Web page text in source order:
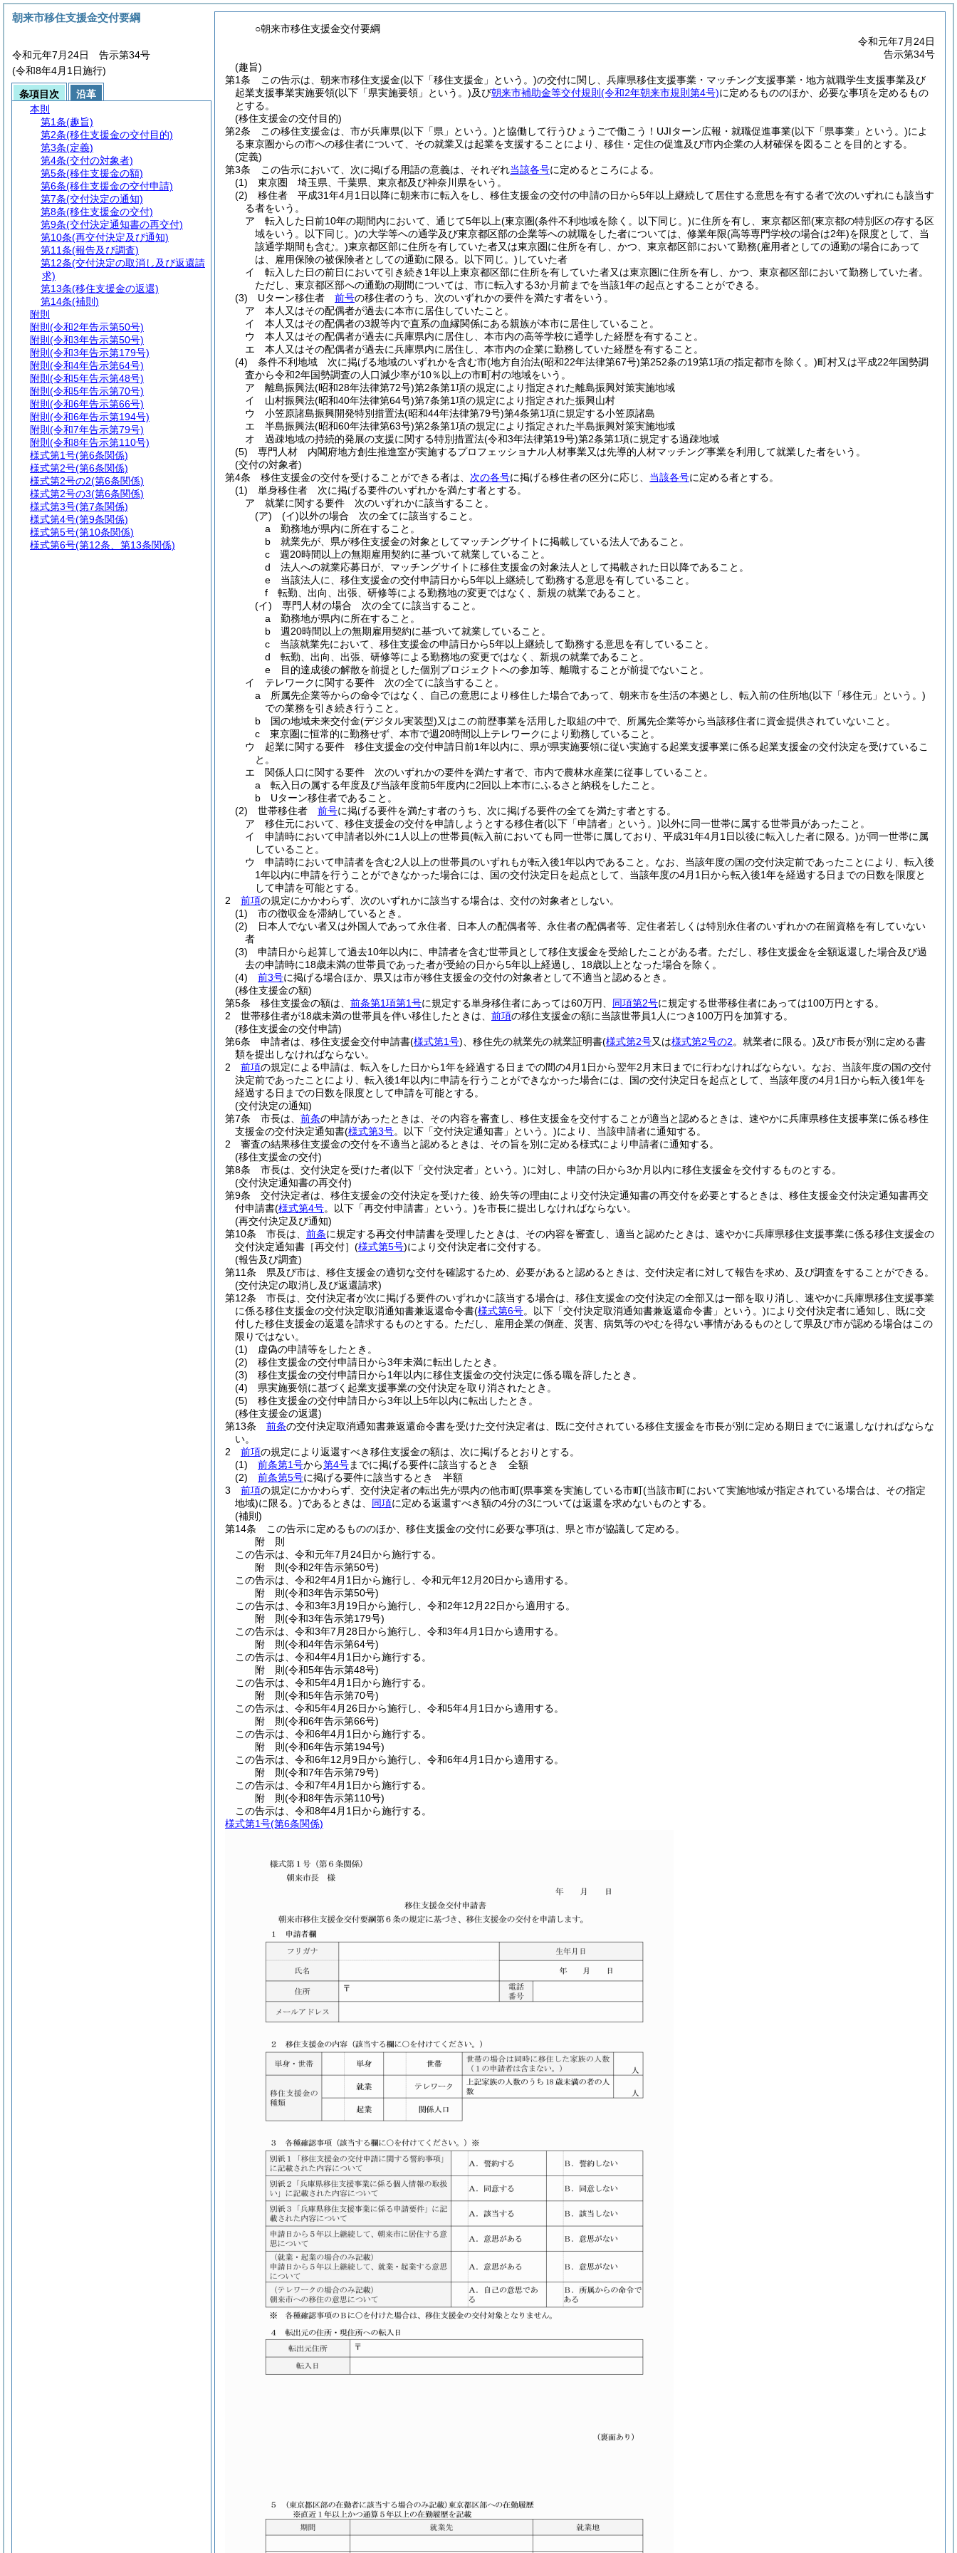
○朝来市移住支援金交付要綱
令和元年7月24日
告示第34号
(趣旨)
第1条
この告示は、朝来市移住支援金(以下「移住支援金」という。)の交付に関し、兵庫県移住支援事業・マッチング支援事業・地方就職学生支援事業及び
起業支援事業実施要領(以下「県実施要領」という。)及び朝来市補助金等交付規則 (令和2年朝来市規則第4号)に定めるもののほか、必要な事項を定めるもの
とする。
(移住支援金の交付目的)
第2条
この移住支援金は、市が兵庫県(以下「県」という。)と協働して行うひょうごで働こう！UJIターン広報・就職促進事業(以下「県事業」という。)によ
る東京圏からの市への移住者について、その就業又は起業を支援することにより、移住・定住の促進及び市内企業の人材確保を図ることを目的とする。
(定義)
第3条
この告示において、次に掲げる用語の意義は、それぞれ当該各号に定めるところによる。
(1)
東京圏 埼玉県、千葉県、東京都及び神奈川県をいう。
(2)
移住者 平成31年4月1日以降に朝来市に転入をし、移住支援金の交付の申請の日から5年以上継続して居住する意思を有する者で次のいずれにも該当す
る者をいう。
ア
転入した日前10年の期間内において、通じて5年以上(東京圏(条件不利地域を除く。以下同じ。)に住所を有し、東京都区部(東京都の特別区の存する区
域をいう。以下同じ。)の大学等への通学及び東京都区部の企業等への就職をした者については、修業年限(高等専門学校の場合は2年)を限度として、当
該通学期間も含む。)東京都区部に住所を有していた者又は東京圏に住所を有し、かつ、東京都区部において勤務(雇用者としての通勤の場合にあって
は、雇用保険の被保険者としての通勤に限る。以下同じ。) していた者
イ
転入した日の前日において引き続き1年以上東京都区部に住所を有していた者又は東京圏に住所を有し、かつ、東京都区部において勤務していた者。
ただし、東京都区部への通勤の期間については、市に転入する3か月前までを当該1年の起点とすることができる。
(3)
Uターン移住者 前号の移住者のうち、次のいずれかの要件を満たす者をいう。
ア
本人又はその配偶者が過去に本市に居住していたこと。
イ
本人又はその配偶者の3親等内で直系の血縁関係にある親族が本市に居住していること。
ウ
本人又はその配偶者が過去に兵庫県内に居住し、本市内の高等学校に通学した経歴を有すること。
エ
本人又はその配偶者が過去に兵庫県内に居住し、本市内の企業に勤務していた経歴を有すること。
(4)
条件不利地域 次に掲げる地域のいずれかを含む市(地方自治法(昭和22年法律第67号)第252条の19第1項の指定都市を除く。)町村又は平成22年国勢調
査から令和2年国勢調査の人口減少率が10％以上の市町村の地域をいう。
ア
離島振興法(昭和28年法律第72号)第2条第1項の規定により指定された離島振興対策実施地域
イ
山村振興法(昭和40年法律第64号)第7条第1項の規定により指定された振興山村
ウ
小笠原諸島振興開発特別措置法(昭和44年法律第79号)第4条第1項に規定する小笠原諸島
エ
半島振興法(昭和60年法律第63号)第2条第1項の規定により指定された半島振興対策実施地域
オ
過疎地域の持続的発展の支援に関する特別措置法(令和3年法律第19号)第2条第1項に規定する過疎地域
(5)
専門人材 内閣府地方創生推進室が実施するプロフェッショナル人材事業又は先導的人材マッチング事業を利用して就業した者をいう。
(交付の対象者)
第4条
移住支援金の交付を受けることができる者は、 次の各号に掲げる移住者の区分に応じ、 当該各号に定める者とする。
(1)
単身移住者 次に掲げる要件のいずれかを満たす者とする。
ア
就業に関する要件 次のいずれかに該当すること。
(ア)
(イ)以外の場合 次の全てに該当すること。
a
勤務地が県内に所在すること。
b
就業先が、県が移住支援金の対象としてマッチングサイトに掲載している法人であること。
c
週20時間以上の無期雇用契約に基づいて就業していること。
d
法人への就業応募日が、マッチングサイトに移住支援金の対象法人として掲載された日以降であること。
e
当該法人に、移住支援金の交付申請日から5年以上継続して勤務する意思を有していること。
f
転勤、出向、出張、研修等による勤務地の変更ではなく、新規の就業であること。
(イ)
専門人材の場合 次の全てに該当すること。
a
勤務地が県内に所在すること。
b
週20時間以上の無期雇用契約に基づいて就業していること。
c
当該就業先において、移住支援金の申請日から5年以上継続して勤務する意思を有していること。
d
転勤、出向、出張、研修等による勤務地の変更ではなく、新規の就業であること。
e
目的達成後の解散を前提とした個別プロジェクトへの参加等、離職することが前提でないこと。
イ
テレワークに関する要件 次の全てに該当すること。
a
所属先企業等からの命令ではなく、自己の意思により移住した場合であって、朝来市を生活の本拠とし、転入前の住所地(以下「移住元」という。)
での業務を引き続き行うこと。
b
国の地域未来交付金(デジタル実装型)又はこの前歴事業を活用した取組の中で、所属先企業等から当該移住者に資金提供されていないこと。
c
東京圏に恒常的に勤務せず、本市で週20時間以上テレワークにより勤務していること。
ウ
起業に関する要件 移住支援金の交付申請日前1年以内に、県が県実施要領に従い実施する起業支援事業に係る起業支援金の交付決定を受けているこ
と。
エ
関係人口に関する要件 次のいずれかの要件を満たす者で、市内で農林水産業に従事していること。
a
転入日の属する年度及び当該年度前5年度内に2回以上本市にふるさと納税をしたこと。
b
Uターン移住者であること。
(2)
世帯移住者 前号に掲げる要件を満たす者のうち、次に掲げる要件の全てを満たす者とする。
ア
移住元において、移住支援金の交付を申請しようとする移住者(以下「申請者」という。)以外に同一世帯に属する世帯員があったこと。
イ
申請時において申請者以外に1人以上の世帯員(転入前においても同一世帯に属しており、平成31年4月1日以後に転入した者に限る。)が同一世帯に属
していること。
ウ
申請時において申請者を含む2人以上の世帯員のいずれもが転入後1年以内であること。 なお、当該年度の国の交付決定前であったことにより、転入後
1年以内に申請を行うことができなかった場合には、国の交付決定日を起点として、当該年度の4月1日から転入後1年を経過する日までの日数を限度と
して申請を可能とする。
2
前項の規定にかかわらず、次のいずれかに該当する場合は、交付の対象者としない。
(1)
市の徴収金を滞納しているとき。
(2)
日本人でない者又は外国人であって永住者、日本人の配偶者等、永住者の配偶者等、定住者若しくは特別永住者のいずれかの在留資格を有していない
者
(3)
申請日から起算して過去10年以内に、申請者を含む世帯員として移住支援金を受給したことがある者。 ただし、移住支援金を全額返還した場合及び過
去の申請時に18歳未満の世帯員であった者が受給の日から5年以上経過し、18歳以上となった場合を除く。
(4)
前3号に掲げる場合ほか、県又は市が移住支援金の交付の対象者として不適当と認めるとき。
(移住支援金の額)
第5条
移住支援金の額は、 前条第1項第1号に規定する単身移住者にあっては60万円、 同項第2号に規定する世帯移住者にあっては100万円とする。
2
世帯移住者が18歳未満の世帯員を伴い移住したときは、 前項の移住支援金の額に当該世帯員1人につき100万円を加算する。
(移住支援金の交付申請)
第6条
申請者は、移住支援金交付申請書(様式第1号) 、移住先の就業先の就業証明書(様式第2号又は様式第2号の2。就業者に限る。)及び市長が別に定める書
類を提出しなければならない。
2
前項の規定による申請は、転入をした日から1年を経過する日までの間の4月1日から翌年2月末日までに行わなければならない。 なお、当該年度の国の交付
決定前であったことにより、転入後1年以内に申請を行うことができなかった場合には、国の交付決定日を起点として、当該年度の4月1日から転入後1年を
経過する日までの日数を限度として申請を可能とする。
(交付決定の通知)
第7条
市長は、 前条の申請があったときは、その内容を審査し、移住支援金を交付することが適当と認めるときは、速やかに兵庫県移住支援事業に係る移住
支援金の交付決定通知書(様式第3号。以下「交付決定通知書」という。)により、当該申請者に通知する。
2
審査の結果移住支援金の交付を不適当と認めるときは、その旨を別に定める様式により申請者に通知する。
(移住支援金の交付)
第8条
市長は、交付決定を受けた者(以下「交付決定者」という。)に対し、申請の日から3か月以内に移住支援金を交付するものとする。
(交付決定通知書の再交付)
第9条
交付決定者は、移住支援金の交付決定を受けた後、紛失等の理由により交付決定通知書の再交付を必要とするときは、移住支援金交付決定通知書再交
付申請書(様式第4号。以下「再交付申請書」という。)を市長に提出しなければならない。
(再交付決定及び通知)
第10条
市長は、 前条に規定する再交付申請書を受理したときは、その内容を審査し、適当と認めたときは、速やかに兵庫県移住支援事業に係る移住支援金の
交付決定通知書［再交付］ (様式第5号)により交付決定者に交付する。
(報告及び調査)
第11条
県及び市は、移住支援金の適切な交付を確認するため、必要があると認めるときは、交付決定者に対して報告を求め、及び調査をすることができる。
(交付決定の取消し及び返還請求)
第12条
市長は、交付決定者が次に掲げる要件のいずれかに該当する場合は、移住支援金の交付決定の全部又は一部を取り消し、速やかに兵庫県移住支援事業
に係る移住支援金の交付決定取消通知書兼返還命令書(様式第6号。以下「交付決定取消通知書兼返還命令書」という。)により交付決定者に通知し、既に交
付した移住支援金の返還を請求するものとする。 ただし、雇用企業の倒産、災害、病気等のやむを得ない事情があるものとして県及び市が認める場合はこの
限りではない。
(1)
虚偽の申請等をしたとき。
(2)
移住支援金の交付申請日から3年未満に転出したとき。
(3)
移住支援金の交付申請日から1年以内に移住支援金の交付決定に係る職を辞したとき。
(4)
県実施要領に基づく起業支援事業の交付決定を取り消されたとき。
(5)
移住支援金の交付申請日から3年以上5年以内に転出したとき。
(移住支援金の返還)
第13条
前条の交付決定取消通知書兼返還命令書を受けた交付決定者は、既に交付されている移住支援金を市長が別に定める期日までに返還しなければならな
い。
2
前項の規定により返還すべき移住支援金の額は、次に掲げるとおりとする。
(1)
前条第1号から第4号までに掲げる要件に該当するとき 全額
(2)
前条第5号に掲げる要件に該当するとき 半額
3
前項の規定にかかわらず、交付決定者の転出先が県内の他市町(県事業を実施している市町(当該市町において実施地域が指定されている場合は、その指定
地域)に限る。)であるときは、 同項に定める返還すべき額の4分の3については返還を求めないものとする。
(補則)
第14条
この告示に定めるもののほか、移住支援金の交付に必要な事項は、県と市が協議して定める。
附 則
この告示は、令和元年7月24日から施行する。
附 則(令和2年告示第50号)
この告示は、令和2年4月1日から施行し、令和元年12月20日から適用する。
附 則(令和3年告示第50号)
この告示は、令和3年3月19日から施行し、令和2年12月22日から適用する。
附 則(令和3年告示第179号)
この告示は、令和3年7月28日から施行し、令和3年4月1日から適用する。
附 則(令和4年告示第64号)
この告示は、令和4年4月1日から施行する。
附 則(令和5年告示第48号)
この告示は、令和5年4月1日から施行する。
附 則(令和5年告示第70号)
この告示は、令和5年4月26日から施行し、令和5年4月1日から適用する。
附 則(令和6年告示第66号)
この告示は、令和6年4月1日から施行する。
附 則(令和6年告示第194号)
この告示は、令和6年12月9日から施行し、令和6年4月1日から適用する。
附 則(令和7年告示第79号)
この告示は、令和7年4月1日から施行する。
附 則(令和8年告示第110号)
この告示は、令和8年4月1日から施行する。
様式第1号(第6条関係)
朝来市移住支援金交付要綱
令和元年7月24日 告示第34号
(令和8年4月1日施行)
条項目次
沿革
本則
第1条(趣旨)
第2条(移住支援金の交付目的)
第3条(定義)
第4条(交付の対象者)
第5条(移住支援金の額)
第6条(移住支援金の交付申請)
第7条(交付決定の通知)
第8条(移住支援金の交付)
第9条(交付決定通知書の再交付)
第10条(再交付決定及び通知)
第11条(報告及び調査)
第12条(交付決定の取消し及び返還請
求)
第13条(移住支援金の返還)
第14条(補則)
附則
附則 (令和2年告示第50号)
附則 (令和3年告示第50号)
附則 (令和3年告示第179号)
附則 (令和4年告示第64号)
附則 (令和5年告示第48号)
附則 (令和5年告示第70号)
附則 (令和6年告示第66号)
附則 (令和6年告示第194号)
附則 (令和7年告示第79号)
附則 (令和8年告示第110号)
様式第1号(第6条関係)
様式第2号(第6条関係)
様式第2号の2(第6条関係)
様式第2号の3(第6条関係)
様式第3号(第7条関係)
様式第4号(第9条関係)
様式第5号(第10条関係)
様式第6号(第12条、第13条関係)